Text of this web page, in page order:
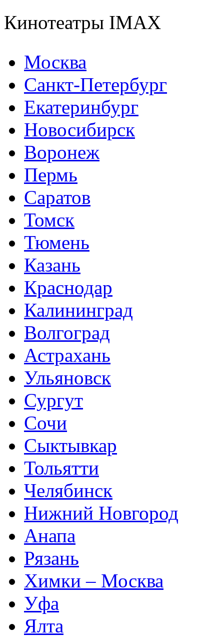
Кинотеатры IMAX
Москва
Санкт-Петербург
Екатеринбург
Новосибирск
Воронеж
Пермь
Саратов
Томск
Тюмень
Казань
Краснодар
Калининград
Волгоград
Астрахань
Ульяновск
Сургут
Сочи
Сыктывкар
Тольятти
Челябинск
Нижний Новгород
Анапа
Рязань
Химки – Москва
Уфа
Ялта